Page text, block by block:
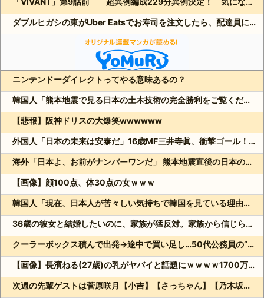
ダブルヒガシの東がUber Eatsでお寿司を注文したら、配達員に全て食べられる!?
Powered by livedoor 相互RSS
ニンテンドーダイレクトってやる意味あるの？
韓国人「熊本地震で見る日本の土木技術の完全勝利をご覧ください」→「これはすごいわ」「こういうのを見ると日本人は何か適当に作る感じがしない・・・」「あれがまさに経験値である」
【悲報】阪神ドリスの大爆笑wwwwww
外国人「日本の未来は安泰だ」16歳MF三井寺眞、衝撃ゴール！久保建英超え歴代2位の記録！3得点に絡む活躍で海外絶賛！【海外の反応】
海外「日本よ、お前がナンバーワンだ」 熊本地震直後の日本の対応のスピードに世界が衝撃
【画像】顔100点、体30点の女ｗｗｗ
韓国人「現在、日本人が苦々しい気持ちで韓国を見ている理由がこちら…」→「相当悔しがってるだろうな…（ﾌﾞﾙﾌﾞﾙ」＝韓国の反応
36歳の彼女と結婚したいのに、家族が猛反対。家族から信じられない言葉が飛び出した… 他
クーラーボックス積んで出発→途中で買い足し…50代公務員の“ドライブ”が地獄すぎた 他
【画像】長濱ねる(27歳)の乳がヤバイと話題にｗｗｗｗ1700万バズｗｗｗｗｗｗｗｗｗｗ 他
次週の先輩ゲストは菅原咲月【小吉】【さっちゃん】【乃木坂スター誕生！SIX】【乃木坂46】